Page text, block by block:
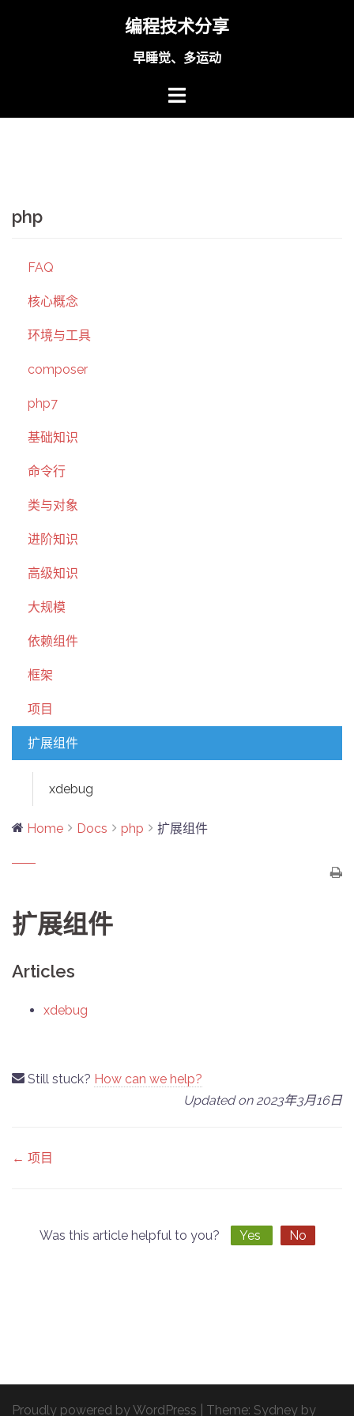
编程技术分享
早睡觉、多运动
php
FAQ
核心概念
环境与工具
composer
php7
基础知识
命令行
类与对象
进阶知识
高级知识
大规模
依赖组件
框架
项目
扩展组件
xdebug
Home Docs php 扩展组件
扩展组件
Articles
xdebug
Still stuck? How can we help?
Updated on 2023年3月16日
Doc
← 项目
Was this article helpful to you? Yes No
Proudly powered by WordPress Theme: Sydney by